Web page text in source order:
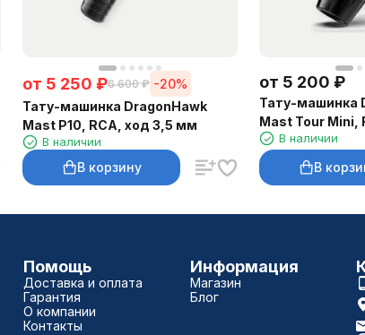
от 5 250 ₽6 600 ₽ -20%
Тату-машинка DragonHawk
Mast P10, RCA, ход 3,5 мм
В наличии
В корзину
от 5 200 ₽
Тату-машинка
Mast Tour Mini,
В наличии
В
Помощь
Доставка и оплата
Гарантия
О компании
Контакты
Информация
Магазин
Блог